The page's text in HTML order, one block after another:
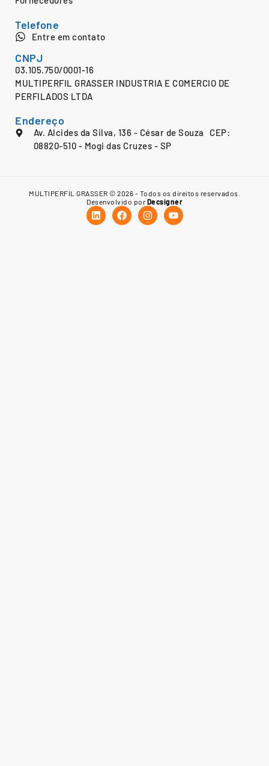
Telefone
Entre em contato
CNPJ
03.105.750/0001-16
MULTIPERFIL GRASSER INDUSTRIA E COMERCIO DE
PERFILADOS LTDA
Endereço
Av. Alcides da Silva, 136 - César de Souza CEP:
08820-510 - Mogi das Cruzes - SP
MULTIPERFIL GRASSER © 2026 - Todos os direitos reservados.
Desenvolvido por Decsigner